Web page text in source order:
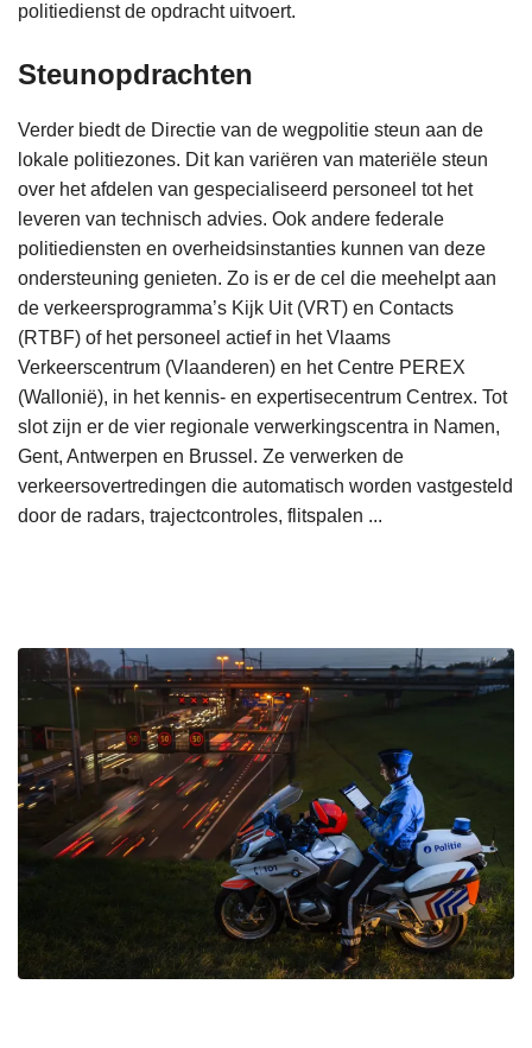
politiedienst de opdracht uitvoert.
Steunopdrachten
Verder biedt de Directie van de wegpolitie steun aan de
lokale politiezones. Dit kan variëren van materiële steun
over het afdelen van gespecialiseerd personeel tot het
leveren van technisch advies. Ook andere federale
politiediensten en overheidsinstanties kunnen van deze
ondersteuning genieten. Zo is er de cel die meehelpt aan
de verkeersprogramma’s Kijk Uit (VRT) en Contacts
(RTBF) of het personeel actief in het Vlaams
Verkeerscentrum (Vlaanderen) en het Centre PEREX
(Wallonië), in het kennis- en expertisecentrum Centrex. Tot
slot zijn er de vier regionale verwerkingscentra in Namen,
Gent, Antwerpen en Brussel. Ze verwerken de
verkeersovertredingen die automatisch worden vastgesteld
door de radars, trajectcontroles, flitspalen ...